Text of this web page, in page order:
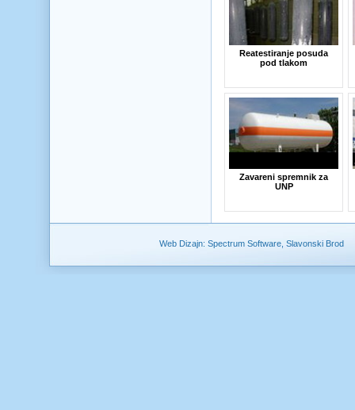
Reatestiranje posuda
pod tlakom
Zavareni spremnik za
UNP
Web Dizajn: Spectrum Software, Slavonski Brod